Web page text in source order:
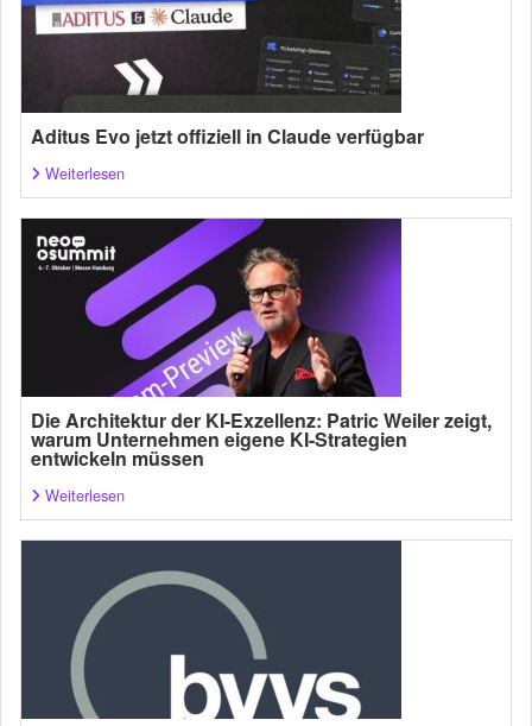
Aditus Evo jetzt offiziell in Claude verfügbar
Weiterlesen
Die Architektur der KI-Exzellenz: Patric Weiler zeigt,
warum Unternehmen eigene KI-Strategien
entwickeln müssen
Weiterlesen